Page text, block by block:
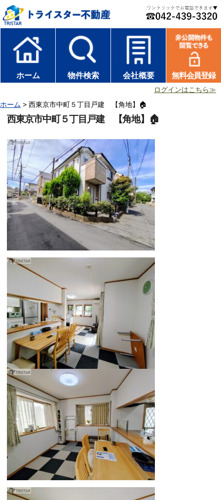
ホーム 物件検索 会社概要 無料会員登録
ログインはこちら≫
ホーム > 西東京市中町５丁目戸建 【角地】🏠
西東京市中町５丁目戸建 【角地】🏠